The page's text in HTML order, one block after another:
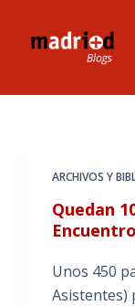
t
ARCHIVOS Y
Quedan
Unos 450
Asistentes)